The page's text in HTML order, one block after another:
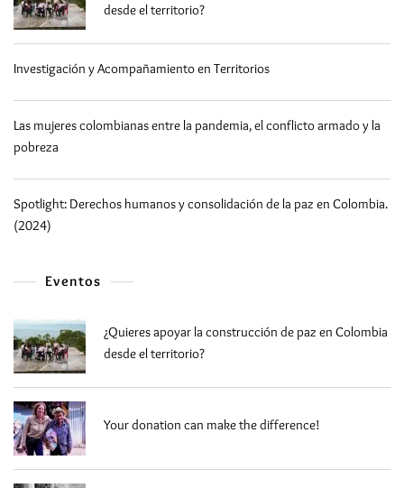
desde el territorio?
Investigación y Acompañamiento en Territorios
Las mujeres colombianas entre la pandemia, el conflicto armado y la
pobreza
Spotlight: Derechos humanos y consolidación de la paz en Colombia.
(2024)
Eventos
¿Quieres apoyar la construcción de paz en Colombia
desde el territorio?
Your donation can make the difference!